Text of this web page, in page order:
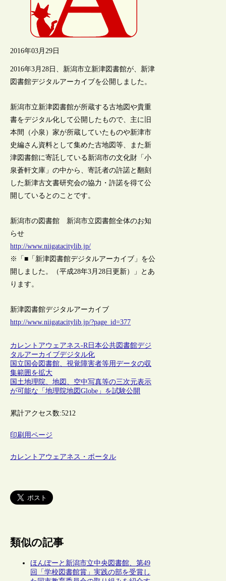
2016年03月29日
2016年3月28日、新潟市立新津図書館が、新津
図書館デジタルアーカイブを公開しました。
新潟市立新津図書館が所蔵する古地図や貴重
書をデジタル化して公開したもので、主に旧
本間（小泉）家が所蔵していたものや新津市
史編さん資料として集めた古地図等、また新
津図書館に寄託している新潟市の文化財「小
泉蒼軒文庫」の中から、寄託者の許諾と翻刻
した新津古文書研究会の協力・許諾を得て公
開しているとのことです。
新潟市の図書館 新潟市立図書館全体のお知
らせ
http://www.niigatacitylib.jp/
※「■「新津図書館デジタルアーカイブ」を公
開しました。（平成28年3月28日更新）」とあ
ります。
新津図書館デジタルアーカイブ
http://www.niigatacitylib.jp/?page_id=377
カレントアウェアネス-R日本公共図書館デジ
タルアーカイブデジタル化
国立国会図書館、視覚障害者等用データの収
集範囲を拡大
国土地理院、地図、空中写真等の三次元表示
が可能な「地理院地図Globe」を試験公開
累計アクセス数:5212
印刷用ページ
カレントアウェアネス・ポータル
類似の記事
ほんぽーと新潟市立中央図書館、第49
回「学校図書館賞」実践の部を受賞し